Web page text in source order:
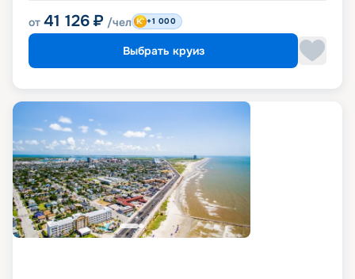
от 41 126 ₽ /чел +1 000
Выбрать круиз